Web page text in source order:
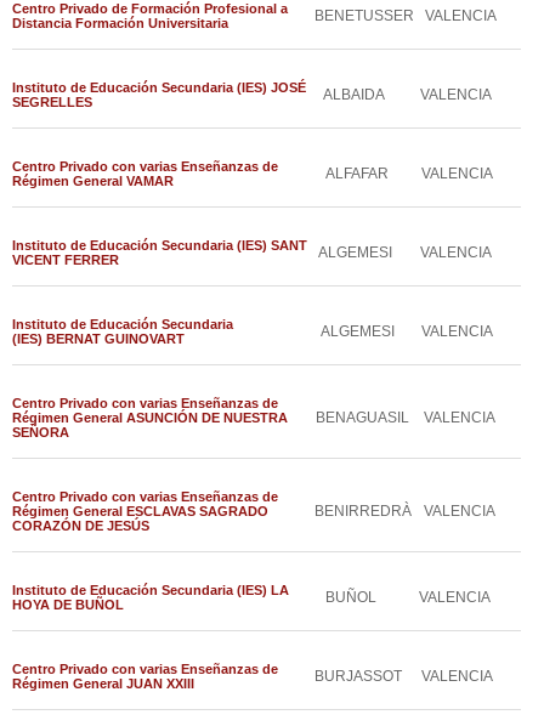
Centro Privado de Formación Profesional a
Distancia Formación Universitaria
BENETUSSER VALENCIA
Instituto de Educación Secundaria (IES) JOSÉ
SEGRELLES
ALBAIDA VALENCIA
Centro Privado con varias Enseñanzas de
Régimen General VAMAR
ALFAFAR VALENCIA
Instituto de Educación Secundaria (IES) SANT
VICENT FERRER
ALGEMESI VALENCIA
Instituto de Educación Secundaria
(IES) BERNAT GUINOVART
ALGEMESI VALENCIA
Centro Privado con varias Enseñanzas de
Régimen General ASUNCIÓN DE NUESTRA
SEÑORA
BENAGUASIL VALENCIA
Centro Privado con varias Enseñanzas de
Régimen General ESCLAVAS SAGRADO
CORAZÓN DE JESÚS
BENIRREDRÀ VALENCIA
Instituto de Educación Secundaria (IES) LA
HOYA DE BUÑOL
BUÑOL VALENCIA
Centro Privado con varias Enseñanzas de
Régimen General JUAN XXIII
BURJASSOT VALENCIA